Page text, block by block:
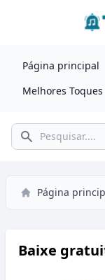
Página principal
Melhores Toques
Pesquisar
Página
Baixe